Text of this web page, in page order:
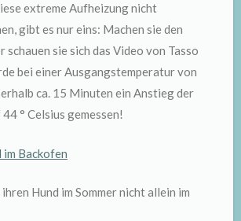
extreme Aufheizung nicht
gibt es nur eins: Machen sie den
schauen sie sich das Video von Tasso
bei einer Ausgangstemperatur von
ca. 15 Minuten ein Anstieg der
° Celsius gemessen!
im Backofen
Hund im Sommer nicht allein im